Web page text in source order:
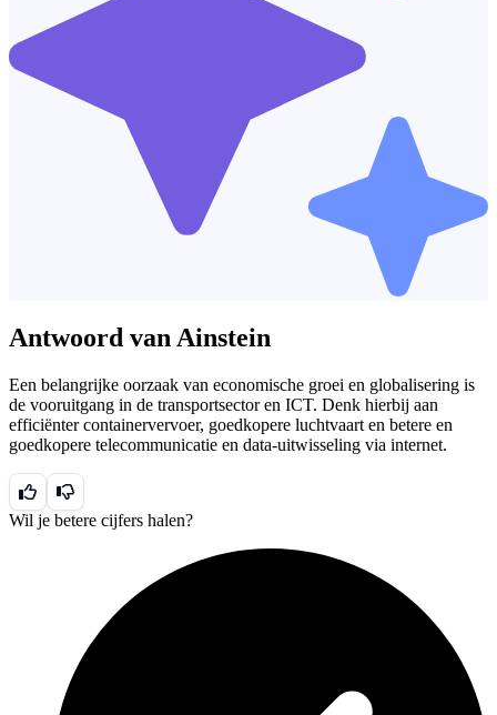
Antwoord van Ainstein
Een belangrijke oorzaak van economische groei en globalisering is
de vooruitgang in de transportsector en ICT. Denk hierbij aan
efficiënter containervervoer, goedkopere luchtvaart en betere en
goedkopere telecommunicatie en data-uitwisseling via internet.
Wil je betere cijfers halen?